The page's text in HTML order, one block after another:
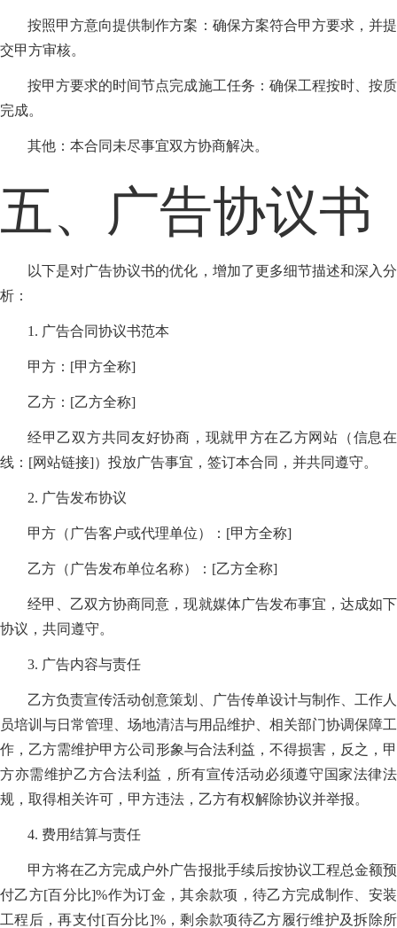
按照甲方意向提供制作方案：确保方案符合甲方要求，并提
交甲方审核。
按甲方要求的时间节点完成施工任务：确保工程按时、按质
完成。
其他：本合同未尽事宜双方协商解决。
五、广告协议书
以下是对广告协议书的优化，增加了更多细节描述和深入分
析：
1. 广告合同协议书范本
甲方：[甲方全称]
乙方：[乙方全称]
经甲乙双方共同友好协商，现就甲方在乙方网站（信息在
线：[网站链接]）投放广告事宜，签订本合同，并共同遵守。
2. 广告发布协议
甲方（广告客户或代理单位）：[甲方全称]
乙方（广告发布单位名称）：[乙方全称]
经甲、乙双方协商同意，现就媒体广告发布事宜，达成如下
协议，共同遵守。
3. 广告内容与责任
乙方负责宣传活动创意策划、广告传单设计与制作、工作人
员培训与日常管理、场地清洁与用品维护、相关部门协调保障工
作，乙方需维护甲方公司形象与合法利益，不得损害，反之，甲
方亦需维护乙方合法利益，所有宣传活动必须遵守国家法律法
规，取得相关许可，甲方违法，乙方有权解除协议并举报。
4. 费用结算与责任
甲方将在乙方完成户外广告报批手续后按协议工程总金额预
付乙方[百分比]%作为订金，其余款项，待乙方完成制作、安装
工程后，再支付[百分比]%，剩余款项待乙方履行维护及拆除所